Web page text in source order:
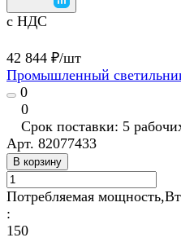
с НДС
42 844 ₽/шт
Промышленный
0
0
Срок поставки: 5
Арт. 82077433
В корзину
Потребляемая мощность,Вт
:
150